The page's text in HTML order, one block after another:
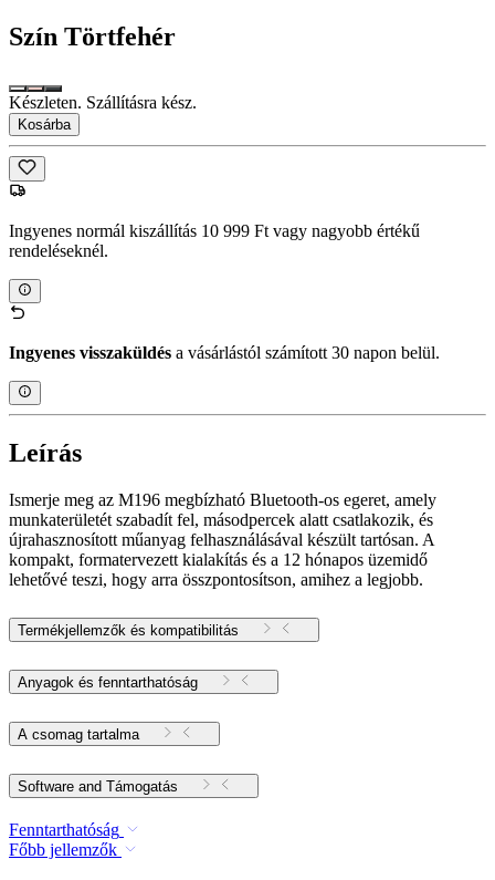
Szín Törtfehér
Készleten. Szállításra kész.
Kosárba
Ingyenes normál kiszállítás 10 999 Ft vagy nagyobb értékű
rendeléseknél.
Ingyenes visszaküldés a vásárlástól számított 30 napon belül.
Leírás
Ismerje meg az M196 megbízható Bluetooth-os egeret, amely
munkaterületét szabadít fel, másodpercek alatt csatlakozik, és
újrahasznosított műanyag felhasználásával készült tartósan. A
kompakt, formatervezett kialakítás és a 12 hónapos üzemidő
lehetővé teszi, hogy arra összpontosítson, amihez a legjobb.
Termékjellemzők és kompatibilitás
Anyagok és fenntarthatóság
A csomag tartalma
Software and Támogatás
Fenntarthatóság
Főbb jellemzők